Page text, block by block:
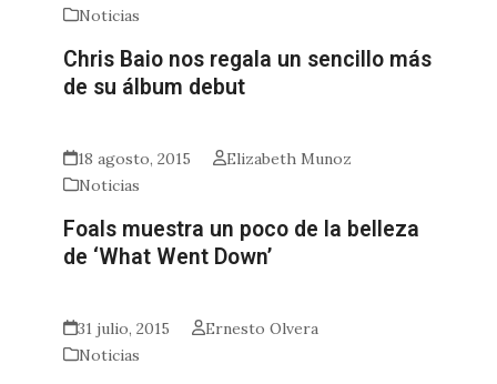
Noticias
Chris Baio nos regala un sencillo más
de su álbum debut
18 agosto, 2015
Elizabeth Munoz
Noticias
Foals muestra un poco de la belleza
de ‘What Went Down’
31 julio, 2015
Ernesto Olvera
Noticias